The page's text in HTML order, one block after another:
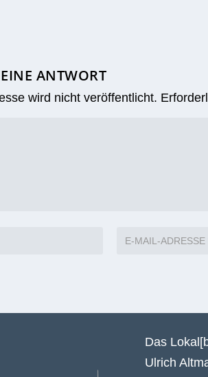
ANTWORT
wird nicht veröffentlicht.
Das
Ulrich